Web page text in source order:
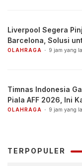
Liverpool Segera
Barcelona, Solusi
OLAHRAGA 9 jam yang
Timnas Indonesia
Piala AFF 2026, Ini
OLAHRAGA 9 jam yang
TERPOPULER